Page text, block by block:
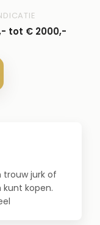
tot € 2000,-
trouw jurk of
kopen.